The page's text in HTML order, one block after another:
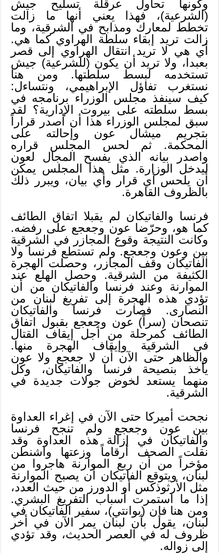
وكونها تحاول عرقلة تسليح جيش
(الشرعية)، فهذا يعني أنها ما زالت
تخطط لمعارك ومذابح في الشرقية، وما
زالت تريد إبقاء سلطة الهراوي كما هي.
أي هي لا تريد انتقال الهراوي إلى قصر
بعبدا، ولا تريد أن يكون (للشرعية) جيش
تستخدمه لبسط سلطتها. ومن هنا
نستغرب تفاؤل الإبراهيمي، ونتساءل:
كيف سينفذ مجلس الوزراء برنامجه في
بسط سلطته على بيروت الإدارية؟ لقد
سبق لمجلس الوزراء هذا أن أصدر قراراً
بتجريم ميشال عون وإحالته على
المحكمة. ثم لحس المجلس قراره
واصدر بيانه الذي يفسح المجال لعون
ليدخل الوزارة. مثل هذا المجلس يمكن
أن يلحس أي قرار وأي بيان، ويبرر ذلك
بالظروف القاهرة.
فرنسا والفاتيكان لم يقبلا اتفاق الطائف
كما هو، وحرّضا عون وجعجع على رفضه.
وكانت النتيجة وقوع المجازر في الشرقية
بين وعون وجعجع. ولم تستطع فرنسا ولا
الفاتيكان وقف المجازر، وحصلت الهجرة
الكثيفة من الشرقية. وحصل الهلع عند
الموارنة وعند فرنسا والفاتيكان من أن
تؤدي هذه الهجرة إلى تفريغ لبنان من
النصارى. فصارت فرنسا والفاتيكان
تنصحان (سراً) عون وجعجع بقبول اتفاق
الطائف كمرحلة من أجل إيقاف القتال
في الشرقية وإيقاف الهجرة منها.
والظاهر حتى الآن أن لا جعجع ولا عون
يأخذ بنصيحة فرنسا والفاتيكان، وكل
منهما يستعد لخوض جولات جديدة في
الشرقية.
نجحت أميركا حتى الآن في إغراء العداوة
بين عون وجعجع ولم تنجح فرنسا
والفاتيكان في إزالة هذه العداوة وقد
نقلت الصحف أرقاماً وزعتها واشنطن
مؤخراً من أن ربع الموارنة هاجروا من
لبنان، ويتوقع الفاتيكان أن يصبح الموارنة
مثل الأرثوذكس أو الدورز من حيث العدد،
إذا ما استمرت أسباب التفريغ البشري.
ومن هنا فإن (بوانتي)، سفير الفاتيكان في
لبنان، يقول بأن لبنان يمر الآن في أخر
ظروف له في العصر الحديث، وقد تؤدي
إلى زواله.